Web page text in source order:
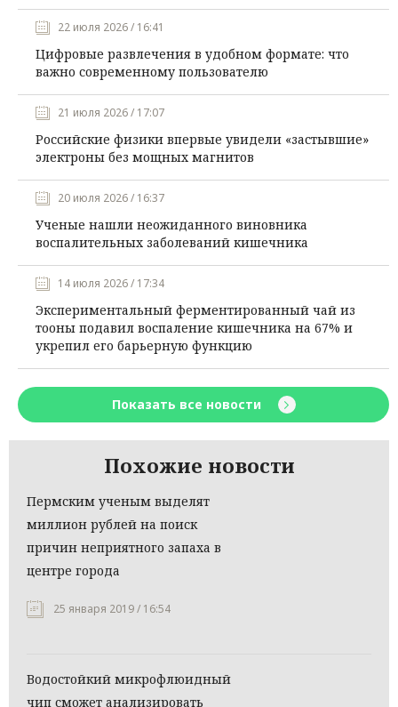
22 июля 2026 / 16:41
Цифровые развлечения в удобном формате: что
важно современному пользователю
21 июля 2026 / 17:07
Российские физики впервые увидели «застывшие»
электроны без мощных магнитов
20 июля 2026 / 16:37
Ученые нашли неожиданного виновника
воспалительных заболеваний кишечника
14 июля 2026 / 17:34
Экспериментальный ферментированный чай из
тооны подавил воспаление кишечника на 67% и
укрепил его барьерную функцию
Показать все новости
Похожие новости
Пермским ученым выделят
миллион рублей на поиск
причин неприятного запаха в
центре города
25 января 2019 / 16:54
Водостойкий микрофлюидный
чип сможет анализировать